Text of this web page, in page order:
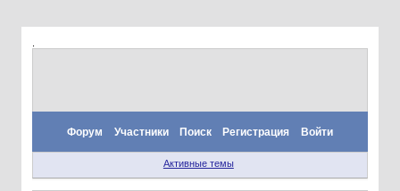
Форум Участники Поиск Регистрация Войти
Активные темы